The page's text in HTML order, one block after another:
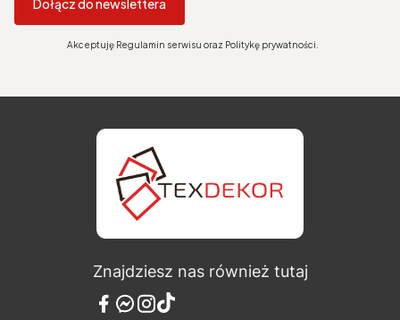
Dołącz do newslettera
Akceptuję Regulamin serwisu oraz Politykę prywatności.
Znajdziesz nas również tutaj